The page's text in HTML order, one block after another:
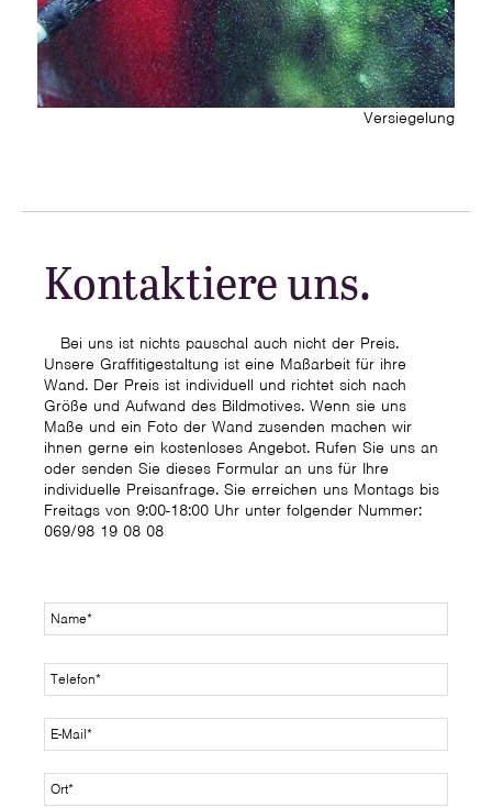
Versiegelung
Kontaktiere uns.
Bei uns ist nichts pauschal auch nicht der Preis.
Unsere Graffitigestaltung ist eine Maßarbeit für ihre
Wand. Der Preis ist individuell und richtet sich nach
Größe und Aufwand des Bildmotives. Wenn sie uns
Maße und ein Foto der Wand zusenden machen wir
ihnen gerne ein kostenloses Angebot. Rufen Sie uns an
oder senden Sie dieses Formular an uns für Ihre
individuelle Preisanfrage. Sie erreichen uns Montags bis
Freitags von 9:00-18:00 Uhr unter folgender Nummer:
069/98 19 08 08